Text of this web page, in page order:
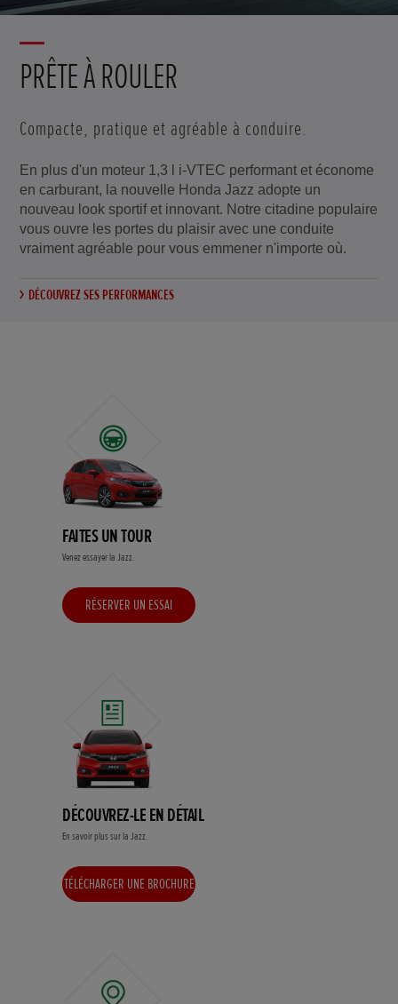
PRÊTE À ROULER
Compacte, pratique et agréable à conduire.
En plus d'un moteur 1,3 l i-VTEC performant et économe
en carburant, la nouvelle Honda Jazz adopte un
nouveau look sportif et innovant. Notre citadine populaire
vous ouvre les portes du plaisir avec une conduite
vraiment agréable pour vous emmener n'importe où.
DÉCOUVREZ SES PERFORMANCES
FAITES UN TOUR
Venez essayer la Jazz.
RÉSERVER UN ESSAI
DÉCOUVREZ-LE EN DÉTAIL
En savoir plus sur la Jazz.
TÉLÉCHARGER UNE BROCHURE